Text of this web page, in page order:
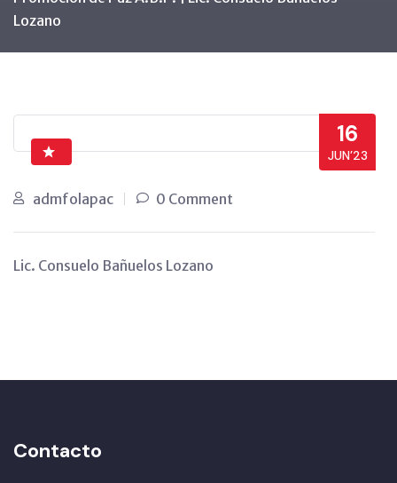
Lozano
16
JUN’23
admfolapac 0 Comment
Lic. Consuelo Bañuelos Lozano
Contacto